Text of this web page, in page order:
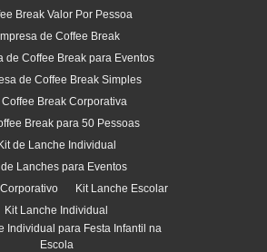
Break Valor Por Pessoa
de Coffee Break
de Coffee Break para Eventos
de Coffee Break Simples
Coffee Break Corporativa
Break para 50 Pessoas
Kit de Lanche Individual
de Lanches para Eventos
Kit Lanche Escolar
Kit Lanche Individual
Individual para Festa Infantil na
Escola